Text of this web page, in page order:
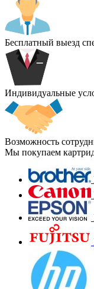
Бесплатный выезд
Индивидуальные
Возможность
Мы покупаем